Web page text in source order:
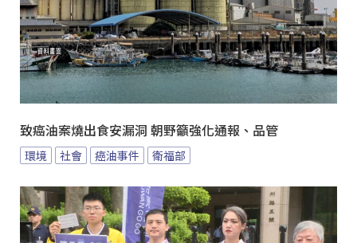
致癌油案燒出食安漏洞 朝野籲強化通報、品管
環境 社會 癌油事件 衛福部